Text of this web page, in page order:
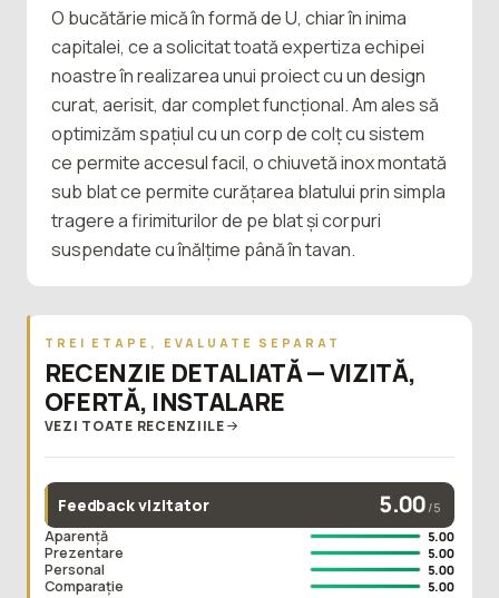
O bucătărie mică în formă de U, chiar în inima
capitalei, ce a solicitat toată expertiza echipei
noastre în realizarea unui proiect cu un design
curat, aerisit, dar complet funcțional. Am ales să
optimizăm spațiul cu un corp de colț cu sistem
ce permite accesul facil, o chiuvetă inox montată
sub blat ce permite curățarea blatului prin simpla
tragere a firimiturilor de pe blat și corpuri
suspendate cu înălțime până în tavan.
TREI ETAPE, EVALUATE SEPARAT
RECENZIE DETALIATĂ — VIZITĂ,
OFERTĂ, INSTALARE
VEZI TOATE RECENZIILE
Feedback vizitator 5.00 /5
Aparență 5.00
Prezentare 5.00
Personal 5.00
Comparație 5.00